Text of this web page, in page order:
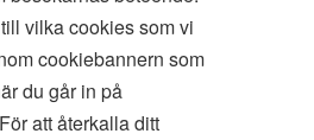
vilka cookies som vi
cookiebannern som
du går in på
att återkalla ditt